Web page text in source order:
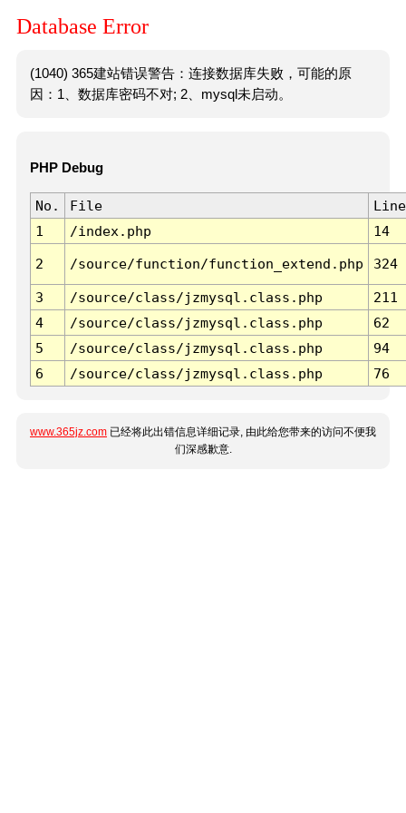
Database Error
(1040) 365建站错误警告：连接数据库失败，可能的原
因：1、数据库密码不对; 2、mysql未启动。
PHP Debug
No. File
Line
1
/index.php 14
2 /source/function/function_extend.php 324
3 /source/class/jzmysql.class.php
211
4
/source/class/jzmysql.class.php
62
5
/source/class/jzmysql.class.php
94
6
/source/class/jzmysql.class.php 76
www.365jz.com 已经将此出错信息详细记录, 由此给您带来的访问不便我
们深感歉意.